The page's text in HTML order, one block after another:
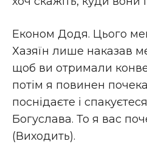
Економ Додя. Цього
Хазяїн лише наказав
щоб ви отримали
потім я повинен
поснідаєте і
Богуслава. То я вас
(Виходить).